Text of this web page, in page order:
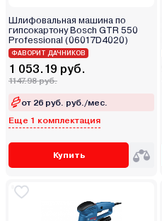
Шлифовальная машина по
гипсокартону Bosch GTR 550
Professional (06017D4020)
ФАВОРИТ ДАЧНИКОВ
1 053.19 руб.
1147.98 руб.
от 26 руб. руб./мес.
Еще 1 комплектация
Купить